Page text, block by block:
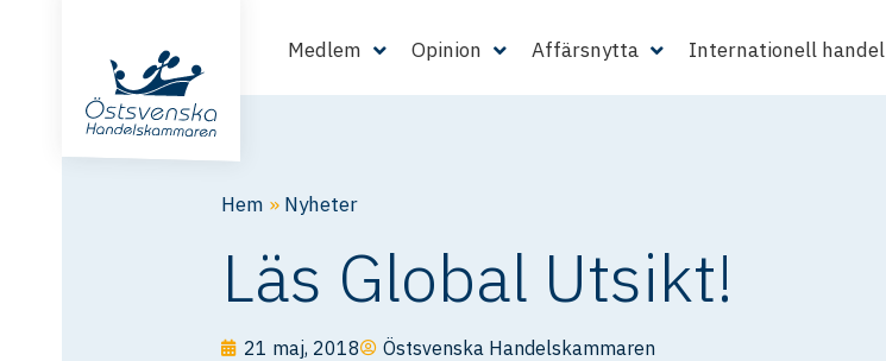
Medlem Opinion Affärsnytta Internationell handel
Hem » Nyheter
Läs Global Utsikt!
21 maj, 2018 Östsvenska Handelskammaren